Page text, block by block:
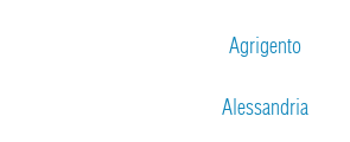
Agrigento
Alessandria